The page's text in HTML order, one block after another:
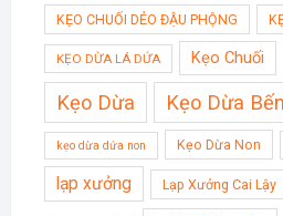
KẸO CHUỐI DẺO ĐẬU PHỘNG
KẸO DỪA LÁ DỨA Kẹo Chuối
Kẹo Dừa Kẹo Dừa
kẹo dừa dứa non Kẹo Dừa Non
lạp xưởng Lạp Xưởng Cai Lậy